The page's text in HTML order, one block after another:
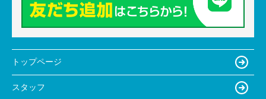
トップページ
スタッフ